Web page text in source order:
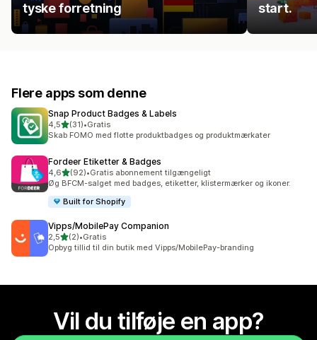
tyske forretning
start.
Flere apps som denne
Snap Product Badges & Labels
4,5ud af 5 stjerner
(31)
31 anmeldelser i alt
•Gratis
Skab FOMO med flotte produktbadges og produktmærkater
Fordeer Etiketter & Badges
4,6ud af 5 stjerner
(92)
92 anmeldelser i alt
•Gratis abonnement tilgængeligt
Øg BFCM-salget med badges, etiketter, klistermærker og ikoner.
Built for Shopify
Vipps/MobilePay Companion
2,5ud af 5 stjerner
(2)
2 anmeldelser i alt
•Gratis
Opbyg tillid til din butik med Vipps/MobilePay-branding
Vil du tilføje en app?